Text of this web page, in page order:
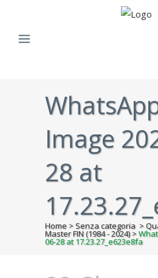
Image
28 at
Home > Senza categoria >
Master FIN (1984 - 2024)>
06-28 at 17.23.27_e623e8fa